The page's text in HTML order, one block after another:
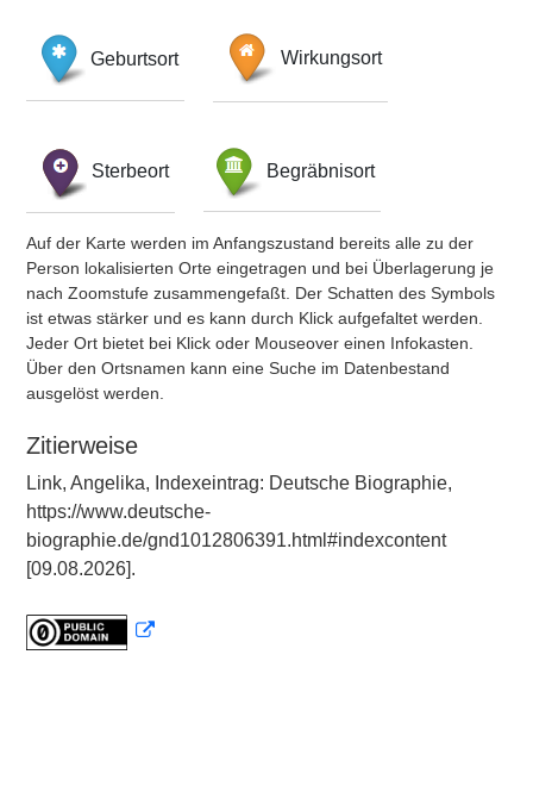
Geburtsort Wirkungsort
Sterbeort Begräbnisort
Auf der Karte werden im Anfangszustand bereits alle zu der
Person lokalisierten Orte eingetragen und bei Überlagerung je
nach Zoomstufe zusammengefaßt. Der Schatten des Symbols
ist etwas stärker und es kann durch Klick aufgefaltet werden.
Jeder Ort bietet bei Klick oder Mouseover einen Infokasten.
Über den Ortsnamen kann eine Suche im Datenbestand
ausgelöst werden.
Zitierweise
Link, Angelika, Indexeintrag: Deutsche Biographie,
https://www.deutsche-
biographie.de/gnd1012806391.html#indexcontent
[09.08.2026].